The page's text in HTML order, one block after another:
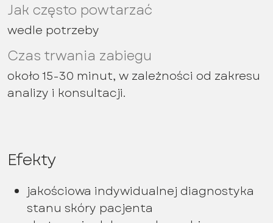
Jak często powtarzać
wedle potrzeby
Czas trwania zabiegu
około 15-30 minut, w zależności od zakresu
analizy i konsultacji.
Efekty
jakościowa indywidualnej diagnostyka
stanu skóry pacjenta